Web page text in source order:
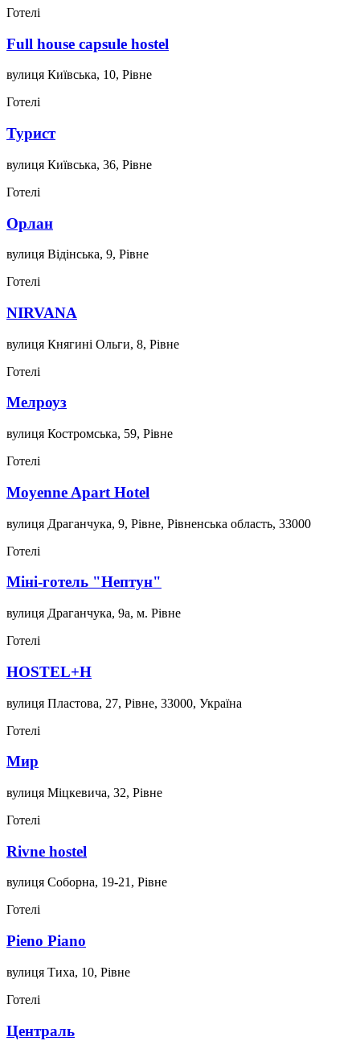
Готелі
Full house capsule hostel
вулиця Київська, 10, Рівне
Готелі
Турист
вулиця Київська, 36, Рівне
Готелі
Орлан
вулиця Відінська, 9, Рівне
Готелі
NIRVANA
вулиця Княгині Ольги, 8, Рівне
Готелі
Мелроуз
вулиця Костромська, 59, Рівне
Готелі
Moyenne Apart Hotel
вулиця Драганчука, 9, Рівне, Рівненська область, 33000
Готелі
Міні-готель "Нептун"
вулиця Драганчука, 9а, м. Рівне
Готелі
HOSTEL+H
вулиця Пластова, 27, Рівне, 33000, Україна
Готелі
Мир
вулиця Міцкевича, 32, Рівне
Готелі
Rivne hostel
вулиця Соборна, 19-21, Рівне
Готелі
Pieno Piano
вулиця Тиха, 10, Рівне
Готелі
Централь